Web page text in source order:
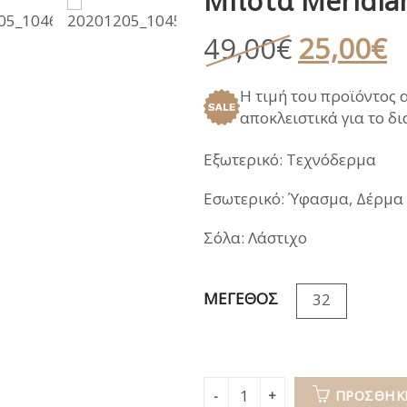
ΑΝΑΤΟΜΙΚΑ ΚΑΛΟΚΑΙΡΙ
ΠΕΔΙΛΑ
ΑΝΑΤΟΜΙΚΑ ΚΑΛΟΚΑΙΡΙ
ΓΑΛΟΤΣΕΣ / APRE
49,00€ Original
price
was:
49,00€.
25,00€Η
Η τιμή του προϊόντος
αποκλειστικά για το
Εξωτερικό: Τεχνόδερμα
Εσωτερικό: Ύφασμα, Δέρμα
Σόλα: Λάστιχο
ΜΕΓΕΘΟΣ 32